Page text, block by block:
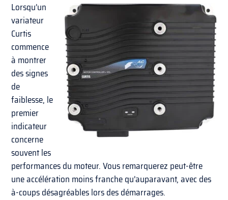
Lorsqu’un
variateur
Curtis
commence
à montrer
des signes
de
faiblesse, le
premier
indicateur
concerne
souvent les
performances du moteur. Vous remarquerez peut-être
une accélération moins franche qu’auparavant, avec des
à-coups désagréables lors des démarrages.